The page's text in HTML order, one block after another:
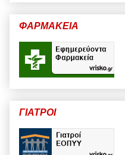
ΦΑΡΜΑΚΕΙΑ
ΓΙΑΤΡΟΙ